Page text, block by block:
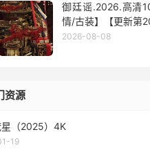
御廷谣.2026.高清
情/古装】【更新第
2026-08-08
资源
星（2025）4K
19